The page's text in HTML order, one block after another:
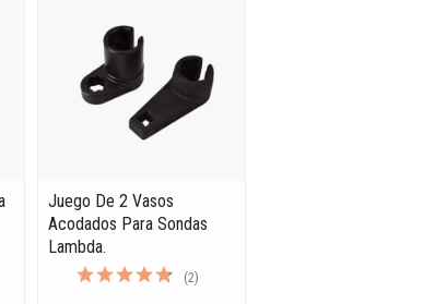
Juego De 2 Vasos
Acodados Para Sondas
Lambda.
(2)